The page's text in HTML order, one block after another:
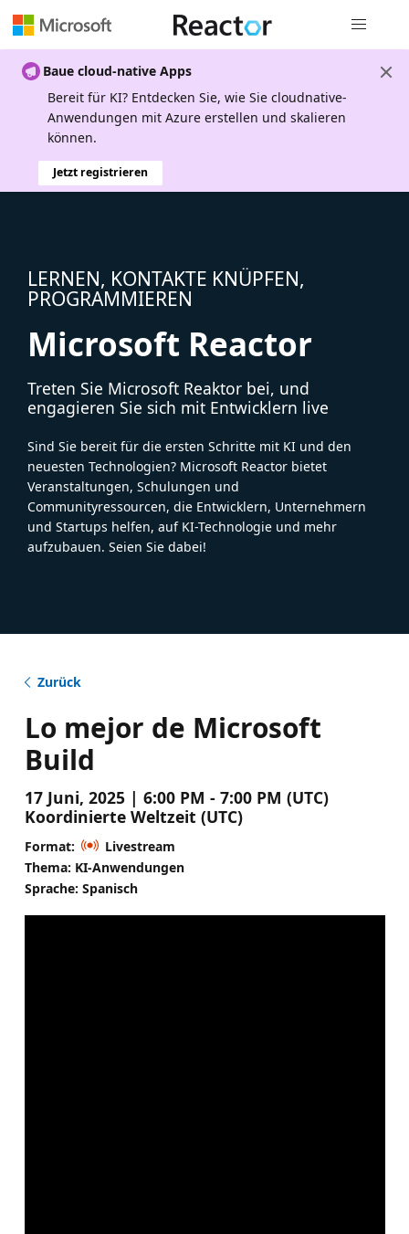
Baue cloud-native Apps
Bereit für KI? Entdecken Sie, wie Sie cloudnative-
Anwendungen mit Azure erstellen und skalieren
können.
Jetzt registrieren
LERNEN, KONTAKTE KNÜPFEN,
PROGRAMMIEREN
Microsoft Reactor
Treten Sie Microsoft Reaktor bei, und
engagieren Sie sich mit Entwicklern live
Sind Sie bereit für die ersten Schritte mit KI und den
neuesten Technologien? Microsoft Reactor bietet
Veranstaltungen, Schulungen und
Communityressourcen, die Entwicklern, Unternehmern
und Startups helfen, auf KI-Technologie und mehr
aufzubauen. Seien Sie dabei!
Zurück
Lo mejor de Microsoft
Build
17 Juni, 2025 | 6:00 PM - 7:00 PM (UTC)
Koordinierte Weltzeit (UTC)
Format:
Livestream
Thema: KI-Anwendungen
Sprache: Spanisch